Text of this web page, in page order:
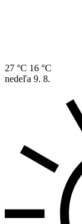
27 °C 16 °C
nedeľa 9. 8.